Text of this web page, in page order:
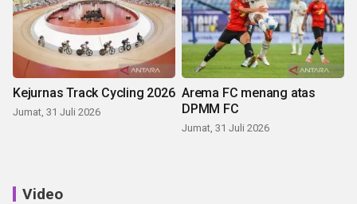
Kejurnas Track Cycling 2026
Jumat, 31 Juli 2026
Arema FC menang atas
DPMM FC
Jumat, 31 Juli 2026
Video